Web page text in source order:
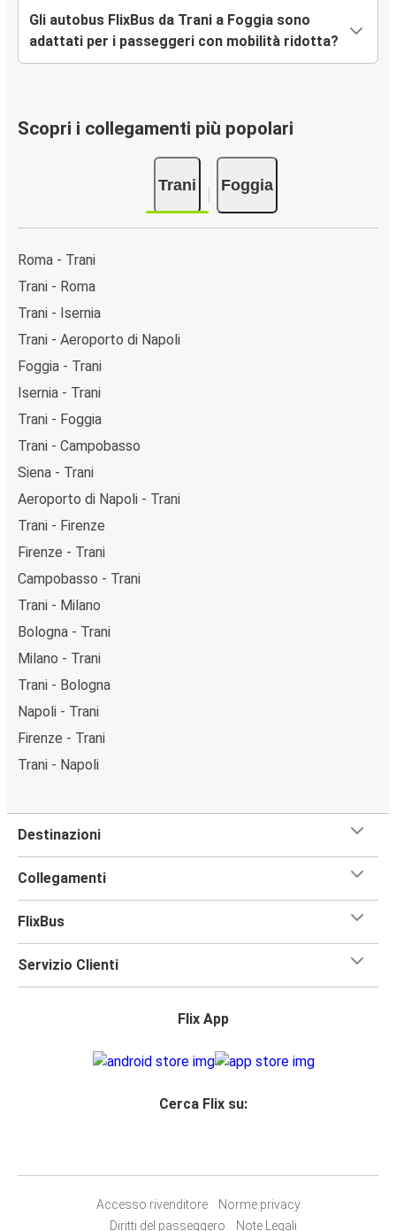
Gli autobus FlixBus da Trani a Foggia sono
adattati per i passeggeri con mobilità ridotta?
Scopri i collegamenti più popolari
Trani Foggia
Roma - Trani
Trani - Roma
Trani - Isernia
Trani - Aeroporto di Napoli
Foggia - Trani
Isernia - Trani
Trani - Foggia
Trani - Campobasso
Siena - Trani
Aeroporto di Napoli - Trani
Trani - Firenze
Firenze - Trani
Campobasso - Trani
Trani - Milano
Bologna - Trani
Milano - Trani
Trani - Bologna
Napoli - Trani
Firenze - Trani
Trani - Napoli
Destinazioni
Collegamenti
FlixBus
Servizio Clienti
Flix App
Cerca Flix su:
Accesso rivenditore
Norme privacy
Diritti del passeggero
Note Legali